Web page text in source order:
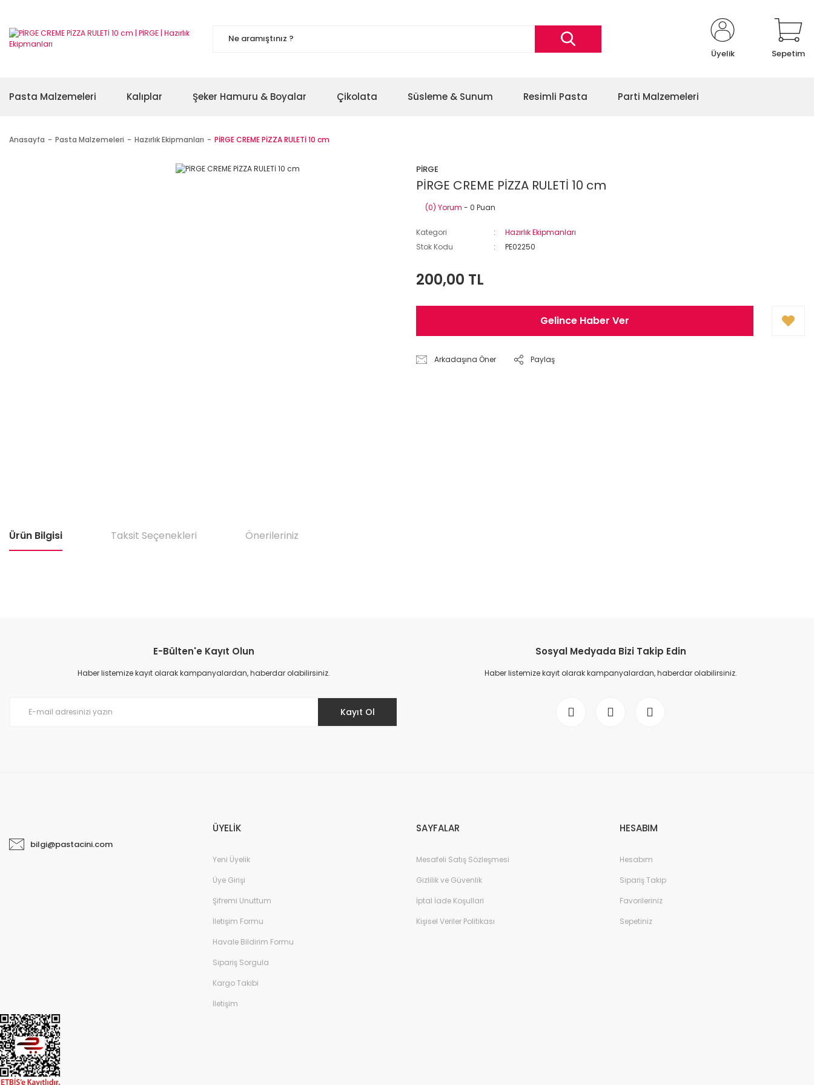
Üyelik Sepetim
Pasta Malzemeleri Kalıplar Şeker Hamuru & Boyalar Çikolata Süsleme & Sunum Resimli Pasta Parti Malzemeleri
Anasayfa Pasta Malzemeleri Hazırlık Ekipmanları PİRGE CREME PİZZA RULETİ 10 cm
PİRGE
PİRGE CREME PİZZA RULETİ 10 cm
(0) Yorum - 0 Puan
Kategori
Hazırlık Ekipmanları
Stok Kodu
PE02250
200,00 TL
Gelince Haber Ver
Arkadaşına Öner Paylaş
Ürün Bilgisi Taksit Seçenekleri Önerileriniz
Ürün resmi kalitesiz, bozuk veya görüntülenemiyor.
Ürün açıklamasında eksik bilgiler bulunuyor.
E-Bülten'e Kayıt Olun
Haber listemize kayıt olarak kampanyalardan, haberdar olabilirsiniz.
Kayıt Ol
Sosyal Medyada Bizi Takip Edin
Haber listemize kayıt olarak kampanyalardan, haberdar olabilirsiniz.
bilgi@pastacini.com
ÜYELİK
Yeni Üyelik
Üye Girişi
Şifremi Unuttum
İletişim Formu
Havale Bildirim Formu
Sipariş Sorgula
Kargo Takibi
İletişim
SAYFALAR
Mesafeli Satış Sözleşmesi
Gizlilik ve Güvenlik
İptal İade Koşullari
Kişisel Veriler Politikası
HESABIM
Hesabım
Sipariş Takip
Favorileriniz
Sepetiniz